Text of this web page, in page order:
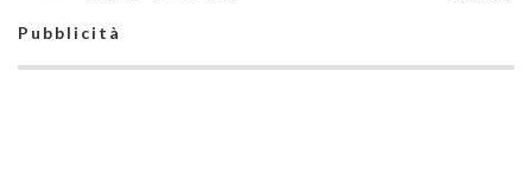
Pubblicità